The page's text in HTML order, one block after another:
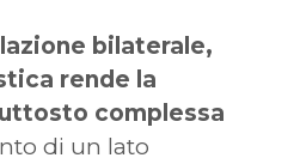
bilaterale,
rende la
complessa
di un lato